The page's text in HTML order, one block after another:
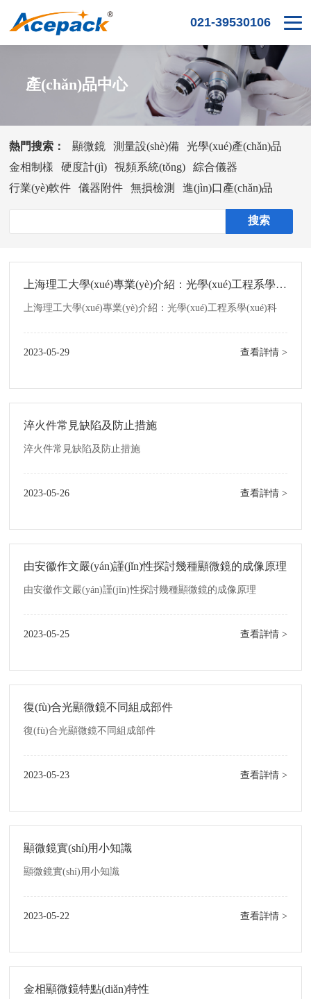
021-39530106
產(chǎn)品中心
熱門搜索： 顯微鏡 測量設(shè)備
光學(xué)產(chǎn)品
金相制樣
硬度計(jì) 視頻系統(tǒng)
綜合儀器
行業(yè)軟件
儀器附件 無損檢測 進(jìn)口產(chǎn)品
上海理工大學(xué)專業(yè)介紹：光學(xué)工程系學(xué)科
上海理工大學(xué)專業(yè)介紹：光學(xué)工程系學(xué)科
查看詳情 >
2023-05-29
淬火件常見缺陷及防止措施
淬火件常見缺陷及防止措施
查看詳情 >
2023-05-26
由安徽作文嚴(yán)謹(jǐn)性探討幾種顯微鏡的成像原理
由安徽作文嚴(yán)謹(jǐn)性探討幾種顯微鏡的成像原理
查看詳情 >
2023-05-25
復(fù)合光顯微鏡不同組成部件
復(fù)合光顯微鏡不同組成部件
查看詳情 >
2023-05-23
顯微鏡實(shí)用小知識
顯微鏡實(shí)用小知識
查看詳情 >
2023-05-22
金相顯微鏡特點(diǎn)特性